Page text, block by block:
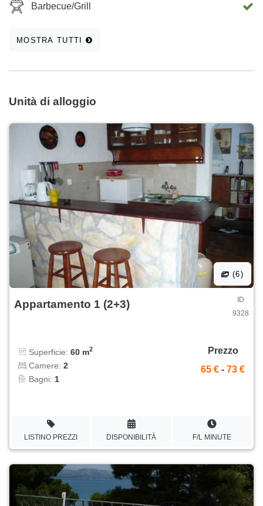
Barbecue/Grill
MOSTRA TUTTI
Unità di alloggio
(6)
Appartamento 1 (2+3)
ID
9328
Superficie: 60 m2
Camere: 2
Bagni: 1
Prezzo
65 € - 73 €
LISTINO PREZZI DISPONIBILITÀ F/L MINUTE